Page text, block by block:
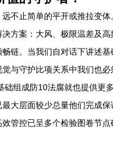
不止简单的平开或推拉变
方案：大风、极限温差及
链。当我们自对话下讲述
与守护比项关系中我们也
础组成防10法腐就也提供
大层面较少总量他们完成
管控已呈多个检验图卷节